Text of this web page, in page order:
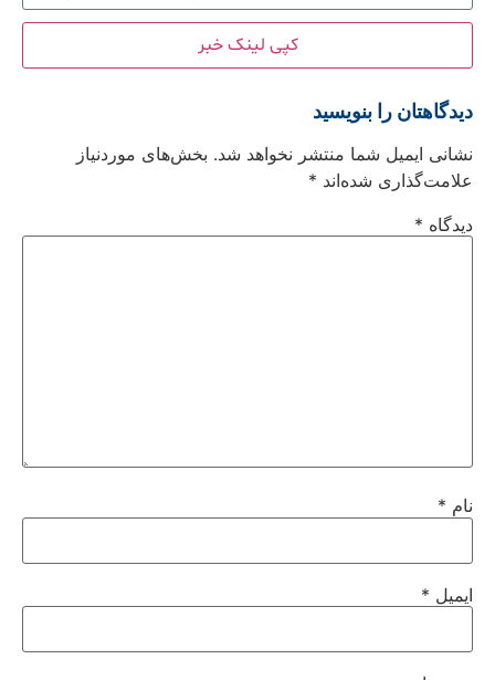
کپی لینک خبر
دیدگاهتان را بنویسید
نشانی ایمیل شما منتشر نخواهد شد. بخش‌های موردنیاز
علامت‌گذاری شده‌اند *
دیدگاه *
نام *
ایمیل *